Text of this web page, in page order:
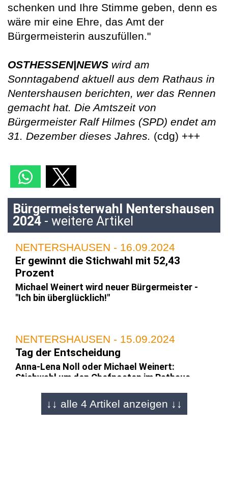
schenken und Ihre Stimme geben, denn es
wäre mir eine Ehre, das Amt der
Bürgermeisterin auszufüllen."
OSTHESSEN|NEWS wird am
Sonntagabend aktuell aus dem Rathaus in
Nentershausen berichten, wer das Rennen
gemacht hat. Die Amtszeit von
Bürgermeister Ralf Hilmes (SPD) endet am
31. Dezember dieses Jahres. (cdg) +++
Bürgermeisterwahl Nentershausen
2024 - weitere Artikel
NENTERSHAUSEN - 16.09.2024
Er gewinnt die Stichwahl mit 52,43
Prozent
Michael Weinert wird neuer Bürgermeister -
"Ich bin überglücklich!"
NENTERSHAUSEN - 15.09.2024
Tag der Entscheidung
Anna-Lena Noll oder Michael Weinert:
Stichwahl um den Chefposten im Rathaus
NENTERSHAUSEN - 11.09.2024
↓↓ alle 4 Artikel anzeigen ↓↓